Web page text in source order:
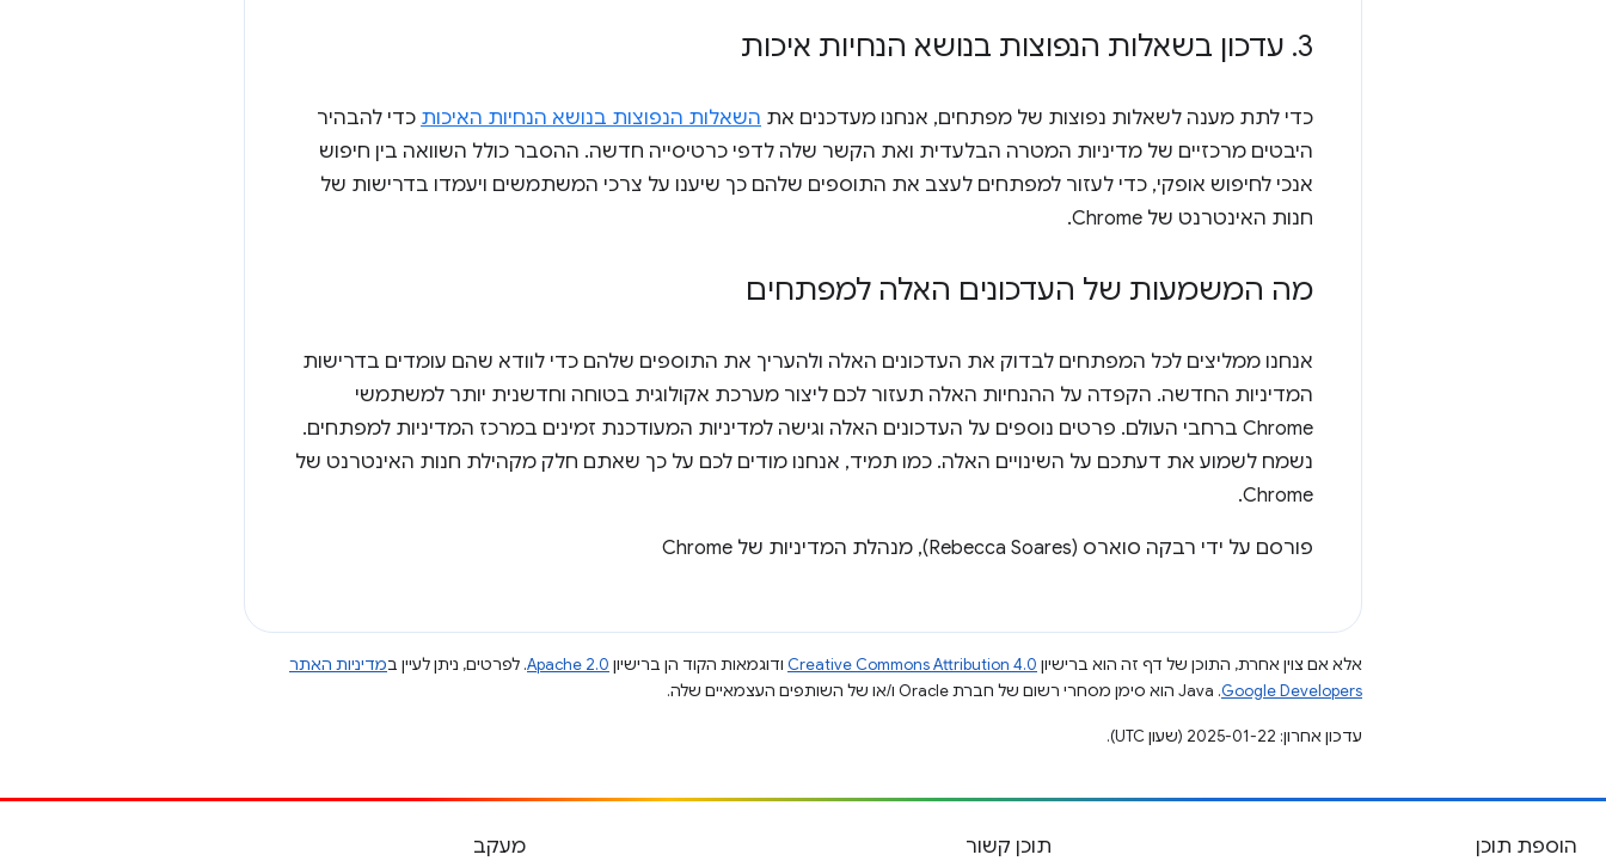
3
. עדכון בשאלות הנפוצות בנושא הנחיות איכות
כדי לתת מענה לשאלות נפוצות של מפתחים, אנחנו מעדכנים את השאלות הנפוצות בנושא הנחיות האיכות כדי להבהיר
היבטים מרכזיים של מדיניות המטרה הבלעדית ואת הקשר שלה לדפי כרטיסייה חדשה. ההסבר כולל השוואה בין חיפוש
אנכי לחיפוש אופקי, כדי לעזור למפתחים לעצב את התוספים שלהם כך שיענו על צרכי המשתמשים ויעמדו בדרישות של
חנות האינטרנט של Chrome.
מה המשמעות של העדכונים האלה למפתחים
אנחנו ממליצים לכל המפתחים לבדוק את העדכונים האלה ולהעריך את התוספים שלהם כדי לוודא שהם עומדים בדרישות
המדיניות החדשה. הקפדה על ההנחיות האלה תעזור לכם ליצור מערכת אקולוגית בטוחה וחדשנית יותר למשתמשי
Chrome ברחבי העולם. פרטים נוספים על העדכונים האלה וגישה למדיניות המעודכנת זמינים במרכז המדיניות למפתחים.
נשמח לשמוע את דעתכם על השינויים האלה. כמו תמיד, אנחנו מודים לכם על כך שאתם חלק מקהילת חנות האינטרנט של
Chrome.
פורסם על ידי רבקה סוארס (Rebecca Soares), מנהלת המדיניות של Chrome
אלא אם צוין אחרת, התוכן של דף זה הוא ברישיון Creative Commons Attribution 4.0 ודוגמאות הקוד הן ברישיון Apache 2.0. לפרטים, ניתן לעיין במדיניות האתר
Google Developers‏.‏ Java הוא סימן מסחרי רשום של חברת Oracle ו/או של השותפים העצמאיים שלה.
עדכון אחרון: 2025-01-22 (שעון UTC).
הוספת תוכן תוכן קשור מעקב